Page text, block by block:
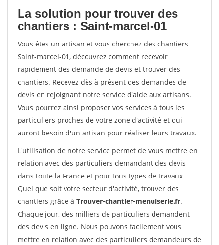
La solution pour trouver des
chantiers : Saint-marcel-01
Vous êtes un artisan et vous cherchez des chantiers
Saint-marcel-01, découvrez comment recevoir
rapidement des demande de devis et trouver des
chantiers. Recevez dès à présent des demandes de
devis en rejoignant notre service d'aide aux artisans.
Vous pourrez ainsi proposer vos services à tous les
particuliers proches de votre zone d'activité et qui
auront besoin d'un artisan pour réaliser leurs travaux.
L'utilisation de notre service permet de vous mettre en
relation avec des particuliers demandant des devis
dans toute la France et pour tous types de travaux.
Quel que soit votre secteur d'activité, trouver des
chantiers grâce à Trouver-chantier-menuiserie.fr.
Chaque jour, des milliers de particuliers demandent
des devis en ligne. Nous pouvons facilement vous
mettre en relation avec des particuliers demandeurs de